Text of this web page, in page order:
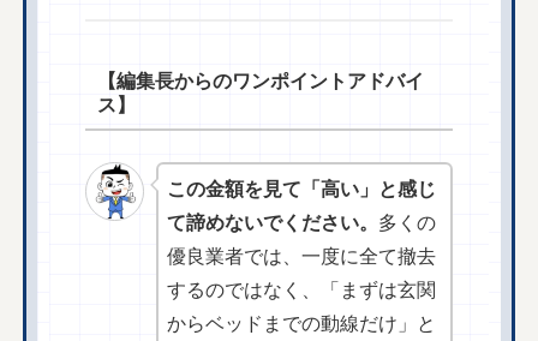
【編集長からのワンポイントアドバイ
ス】
この金額を見て「高い」と感じ
て諦めないでください。 多くの
優良業者では、一度に全て撤去
するのではなく、「まずは玄関
からベッドまでの動線だけ」と